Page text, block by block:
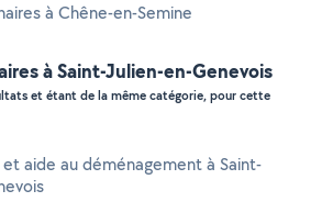
à Chêne-en-Semine
à Saint-Julien-en-Genevois
et étant de la même catégorie, pour cette
aide au déménagement à Saint-